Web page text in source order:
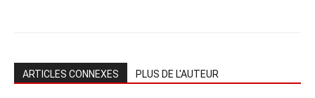
ARTICLES CONNEXES PLUS DE L'AUTEUR